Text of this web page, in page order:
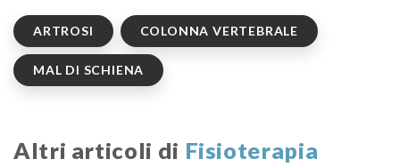
ARTROSI COLONNA VERTEBRALE
MAL DI SCHIENA
Altri articoli di Fisioterapia